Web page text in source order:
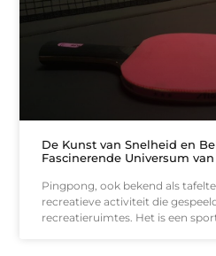
De Kunst van Snelheid en
Fascinerende Universum
Pingpong, ook bekend als
recreatieve activiteit die
recreatieruimtes. Het is een